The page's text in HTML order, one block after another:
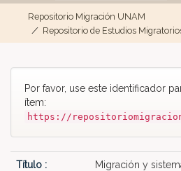
Repositorio Migración UNAM
Repositorio de Estudios
Por favor, use este identificador
ítem:
https://
Título :
Migración y